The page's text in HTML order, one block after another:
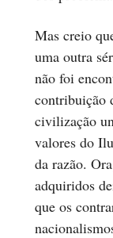
Mas creio
uma outra
não foi
contribuição
civilização
valores do
da razão.
adquiridos
que os